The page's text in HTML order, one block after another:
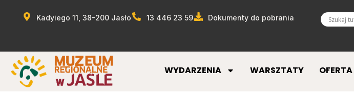
Kadyiego 11, 38-200 Jasło 13 446 23 59 Dokumenty do pobrania
WYDARZENIA WARSZTATY OFERTA